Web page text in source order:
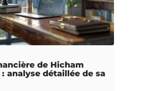
de Hicham
analyse détaillée de sa